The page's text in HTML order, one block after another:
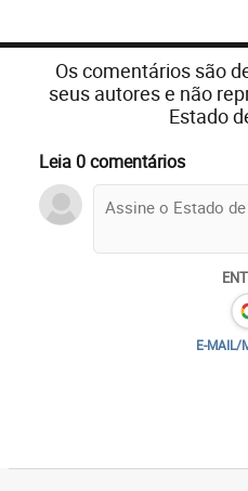
Os comentários são
seus autores e não
Estado
Leia 0 comentários
E-MAIL/